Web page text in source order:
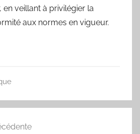
en veillant à privilégier la
aux normes en vigueur.